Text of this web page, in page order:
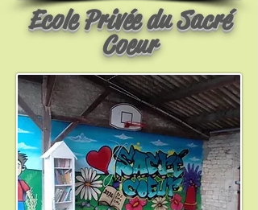
Ecole Privée du Sacré
Coeur